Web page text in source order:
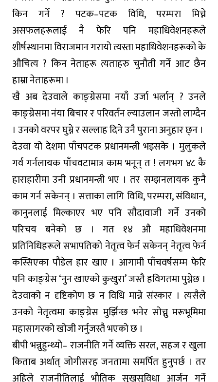
किन गर्ने ? पटक–पटक विधि, परम्परा मिच्ने
असफलहरूलाई नै फेरि पनि महाधिवेशनहरूले
शीर्षस्थानमा विराजमान गरायो त्यस्ता महाधिवेशनहरूको के
औचित्य ? किन नेताहरू त्यताहरु चुनौती गर्ने आट छैन
हाम्रा नेताहरूमा ।
खै अब देउवाले काङ्ग्रेसमा नयाँ उर्जा भर्लान् ? उनले
काङ्ग्रेसमा नंया बिचार र परिवर्तन ल्याउलान जस्तो लाग्दैन
। उनको वरपर घुम्ने र सल्लाह दिने उनै पुराना अनुहार छ्न ।
देउवा यो देशमा पाँचपटक प्रधानमन्त्री भइसके । मुलुकले
गर्व गर्नलायक पाँचवटामात्र काम भनून् त ! लगभग ४८ कै
हाराहारीमा उनी प्रधानमन्त्री भए । तर सम्झनलायक कुनै
काम गर्न सकेनन् । सत्ताका लागि विधि, परम्परा, संविधान,
कानुनलाई मिल्काएर भए पनि सौदावाजी गर्ने उनको
परिचय बनेको छ । गत १४ औ महाधिवेशनमा
प्रतिनिधिहरूले सभापतिको नेतृत्व फेर्न सकेनन् नेतृत्व फेर्न
कस्सिएका पौडेल हार खाए । आगामी पाँचवर्षसम्म फेरि
पनि काङ्ग्रेस ‘नुन खाएको कुखुरा’ जस्तै हविगतमा पुग्नेछ ।
देउवाको न दृष्टिकोण छ न विधि मान्ने संस्कार । त्यसैले
उनको नेतृत्वमा काङ्ग्रेस मुर्झिन्छ भनेर सोच्नु मरूभूमिमा
महासागरको खोजी गर्नुजस्तै भएको छ ।
बीपी भन्नुहुन्थ्यो– राजनीति गर्ने व्यक्ति सरल, सहज र खुला
किताब अर्थात् जोगीसरह जनतामा समर्पित हुनुपर्छ । तर